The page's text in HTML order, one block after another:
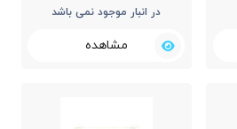
در انبار موجود نمی باشد
مشاهده